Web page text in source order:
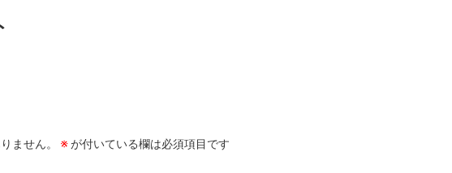
ません。 ※が付いている欄は必須項目です